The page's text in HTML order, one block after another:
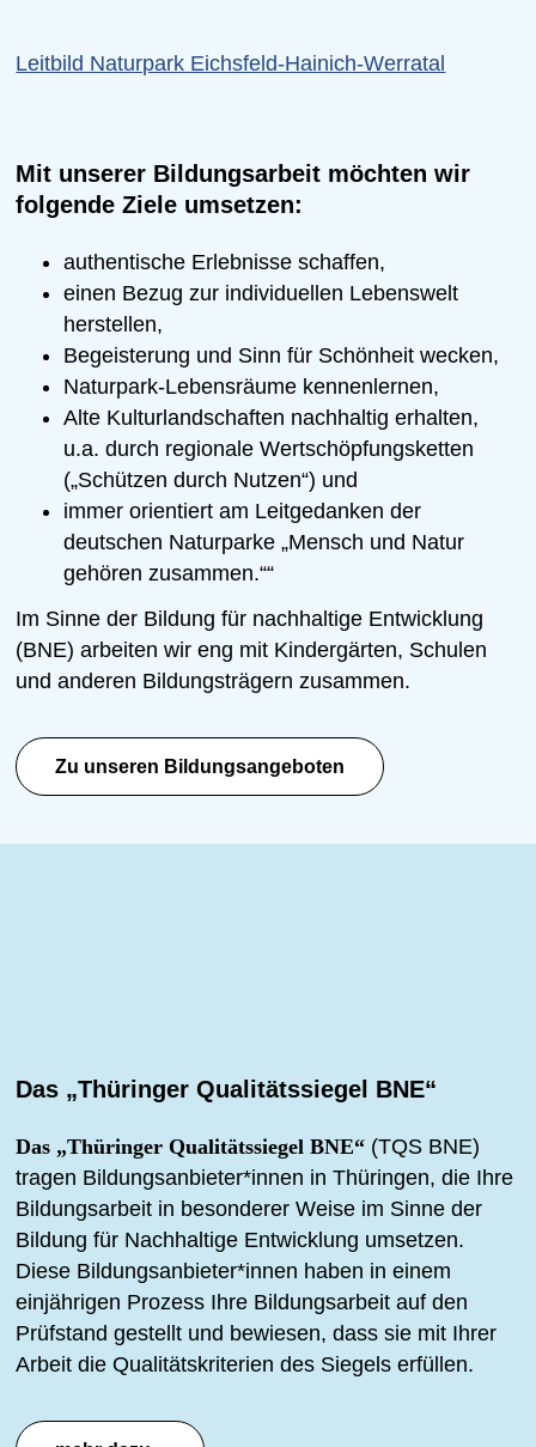
Leitbild Naturpark Eichsfeld-Hainich-Werratal
Mit unserer Bildungsarbeit möchten wir
folgende Ziele umsetzen:
authentische Erlebnisse schaffen,
einen Bezug zur individuellen Lebenswelt
herstellen,
Begeisterung und Sinn für Schönheit wecken,
Naturpark-Lebensräume kennenlernen,
Alte Kulturlandschaften nachhaltig erhalten,
u.a. durch regionale Wertschöpfungsketten
(„Schützen durch Nutzen“) und
immer orientiert am Leitgedanken der
deutschen Naturparke „Mensch und Natur
gehören zusammen.““
Im Sinne der Bildung für nachhaltige Entwicklung
(BNE) arbeiten wir eng mit Kindergärten, Schulen
und anderen Bildungsträgern zusammen.
Zu unseren Bildungsangeboten
Das „Thüringer Qualitätssiegel BNE“
Das „Thüringer Qualitätssiegel BNE“ (TQS BNE)
tragen Bildungsanbieter*innen in Thüringen, die Ihre
Bildungsarbeit in besonderer Weise im Sinne der
Bildung für Nachhaltige Entwicklung umsetzen.
Diese Bildungsanbieter*innen haben in einem
einjährigen Prozess Ihre Bildungsarbeit auf den
Prüfstand gestellt und bewiesen, dass sie mit Ihrer
Arbeit die Qualitätskriterien des Siegels erfüllen.